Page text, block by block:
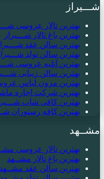
شـــیراز
بهترین تالار عروسی
بهترین باغ تالار شـــیراز
بهترین سالن عقد
بهترین سالن تولد
بهترین آتلیه عروسی
بهترین سالن زیبایی
بهترین مزون لباس
بهترین شرکت اجاره
بهترین کافی شاپ
بهترین کافه رستوران
مشــهد
بهترین تالار عروسی
بهترین باغ تالار مشــهد
بهترین سالن عقد مشــهد